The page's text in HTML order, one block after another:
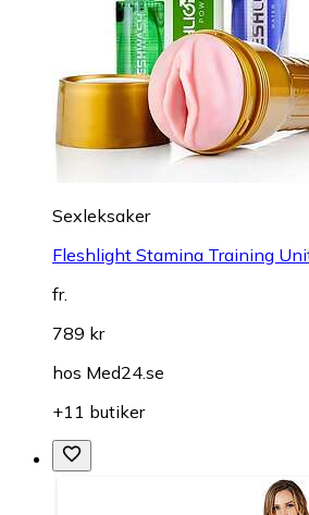
Sexleksaker
Fleshlight Stamina Training
fr.
789 kr
hos Med24.se
+11 butiker